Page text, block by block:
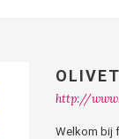
http://
Welkom bij